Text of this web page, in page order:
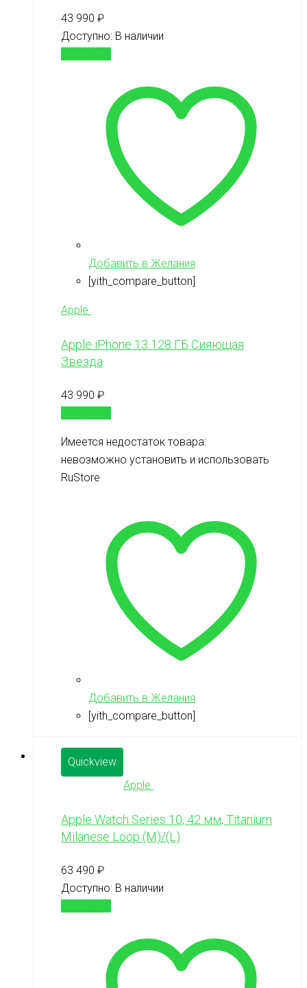
43 990 ₽
Доступно: В наличии
Добавить в Желания
[yith_compare_button]
Apple
Apple iPhone 13 128 ГБ Сияющая
Звезда
43 990 ₽
Имеется недостаток товара:
невозможно установить и использовать
RuStore
Добавить в Желания
[yith_compare_button]
Quickview
Apple
Apple Watch Series 10, 42 мм, Titanium
Milanese Loop (M)/(L)
63 490 ₽
Доступно: В наличии